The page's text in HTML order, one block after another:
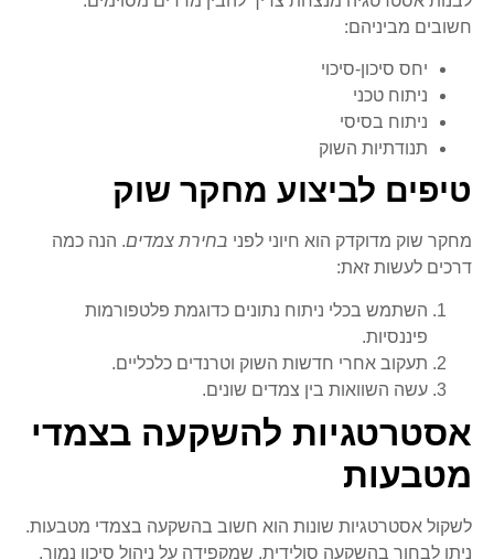
חשובים מביניהם:
יחס סיכון-סיכוי
ניתוח טכני
ניתוח בסיסי
תנודתיות השוק
טיפים לביצוע מחקר שוק
מחקר שוק מדוקדק הוא חיוני לפני בחירת צמדים. הנה כמה
דרכים לעשות זאת:
השתמש בכלי ניתוח נתונים כדוגמת פלטפורמות
פיננסיות.
תעקוב אחרי חדשות השוק וטרנדים כלכליים.
עשה השוואות בין צמדים שונים.
אסטרטגיות להשקעה בצמדי
מטבעות
לשקול אסטרטגיות שונות הוא חשוב בהשקעה בצמדי מטבעות.
ניתן לבחור בהשקעה סולידית, שמקפידה על ניהול סיכון נמוך.